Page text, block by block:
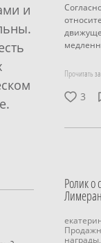
и
Прочитать
3
Ролик о
награды,